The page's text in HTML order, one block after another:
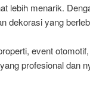
lebih menarik.
dekorasi yang
event
profesional dan